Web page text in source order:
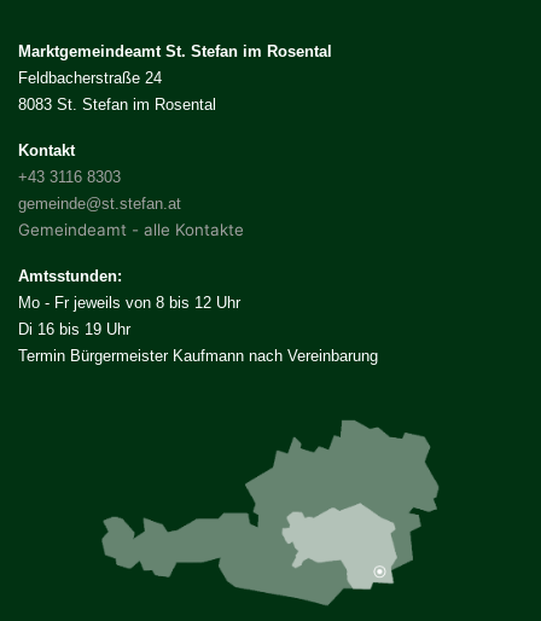
Marktgemeindeamt St. Stefan im Rosental
Feldbacherstraße 24
8083 St. Stefan im Rosental
Kontakt
+43 3116 8303
gemeinde@st.stefan.at
Gemeindeamt - alle Kontakte
Amtsstunden:
Mo - Fr jeweils von 8 bis 12 Uhr
Di 16 bis 19 Uhr
Termin Bürgermeister Kaufmann nach Vereinbarung